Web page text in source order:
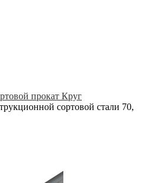
прокат Круг
сортовой стали 70,